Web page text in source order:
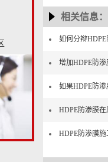
相关信息：
如何分辩
增加HDPE防
如果HDPE防
HDPE防渗膜
HDPE防渗膜